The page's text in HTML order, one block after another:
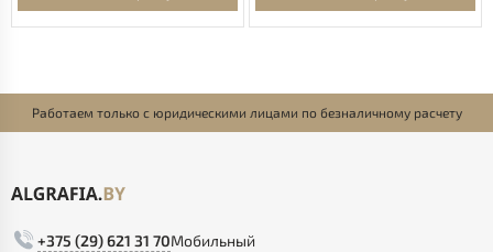
Работаем только с юридическими лицами по безналичному расчету
+375 (29) 621 31 70Мобильный